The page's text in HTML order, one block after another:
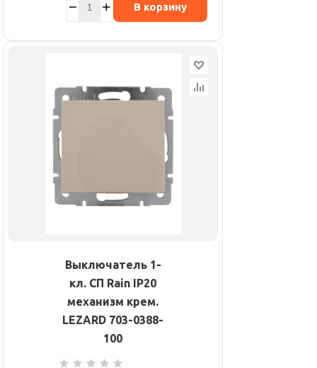
В корзину
Выключатель 1-
кл. СП Rain IP20
механизм крем.
LEZARD 703-0388-
100